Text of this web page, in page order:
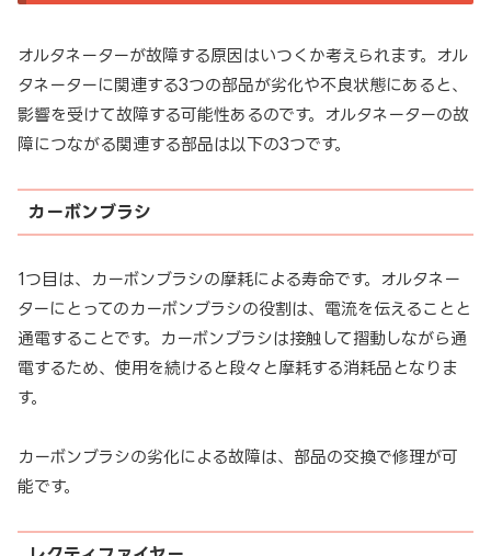
オルタネーターが故障する原因はいつくか考えられます。オル
タネーターに関連する3つの部品が劣化や不良状態にあると、
影響を受けて故障する可能性あるのです。オルタネーターの故
障につながる関連する部品は以下の3つです。
カーボンブラシ
1つ目は、カーボンブラシの摩耗による寿命です。オルタネー
ターにとってのカーボンブラシの役割は、電流を伝えることと
通電することです。カーボンブラシは接触して摺動しながら通
電するため、使用を続けると段々と摩耗する消耗品となりま
す。
カーボンブラシの劣化による故障は、部品の交換で修理が可
能です。